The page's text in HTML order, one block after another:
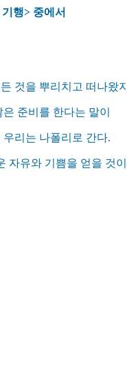
행> 중에서
것을 뿌리치고 떠나왔
준비를 한다는 말이
리는 나폴리로 간다.
자유와 기쁨을 얻을 것